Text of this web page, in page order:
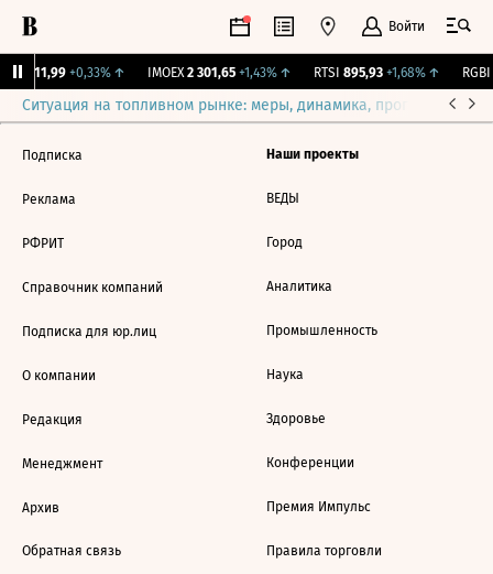
Войти
11,99 +0,33%↑ IMOEX 2 301,65 +1,43%↑ RTSI 895,93 +1,68%↑ RGBI
Ситуация на топливном рынке: меры, динамика, прогнозы
Подписка
Реклама
РФРИТ
Справочник компаний
Подписка для юр.лиц
О компании
Редакция
Менеджмент
Архив
Обратная связь
Наши проекты
ВЕДЫ
Город
Аналитика
Промышленность
Наука
Здоровье
Конференции
Премия Импульс
Правила торговли